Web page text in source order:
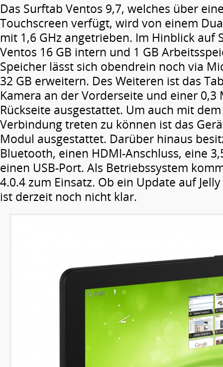
Das Surftab Ventos 9,7, welches über
Touchscreen verfügt, wird von einem
mit 1,6 GHz angetrieben. Im Hinblick auf
Ventos 16 GB intern und 1 GB
Speicher lässt sich obendrein noch via
32 GB erweitern. Des Weiteren ist das
Kamera an der Vorderseite und einer 0,3
Rückseite ausgestattet. Um auch mit
Verbindung treten zu können ist das
Modul ausgestattet. Darüber hinaus
Bluetooth, einen HDMI-Anschluss, eine
einen USB-Port. Als Betriebssystem
4.0.4 zum Einsatz. Ob ein Update auf
ist derzeit noch nicht klar.